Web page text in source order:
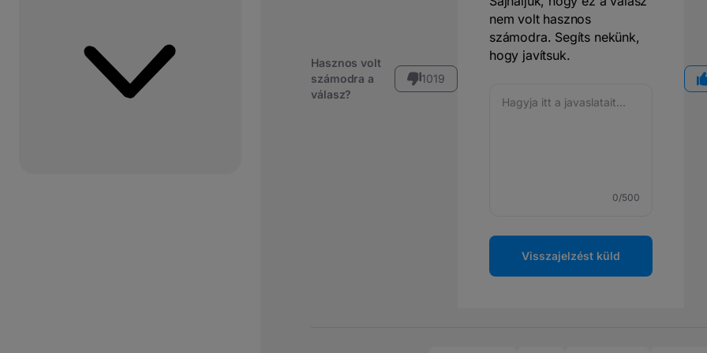
Hasznos volt
számodra a
válasz?
1019
nem volt hasznos
számodra. Segíts nekünk,
hogy javítsuk.
0/500
Visszajelzést küld